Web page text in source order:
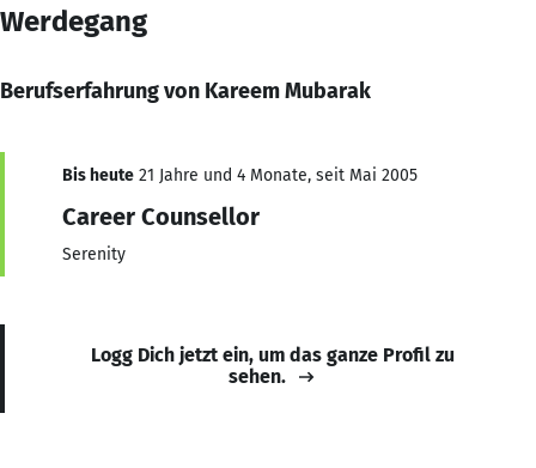
Werdegang
Berufserfahrung von Kareem Mubarak
Bis heute 21 Jahre und 4 Monate, seit Mai 2005
Career Counsellor
Serenity
Logg Dich jetzt ein, um das ganze Profil zu
sehen.